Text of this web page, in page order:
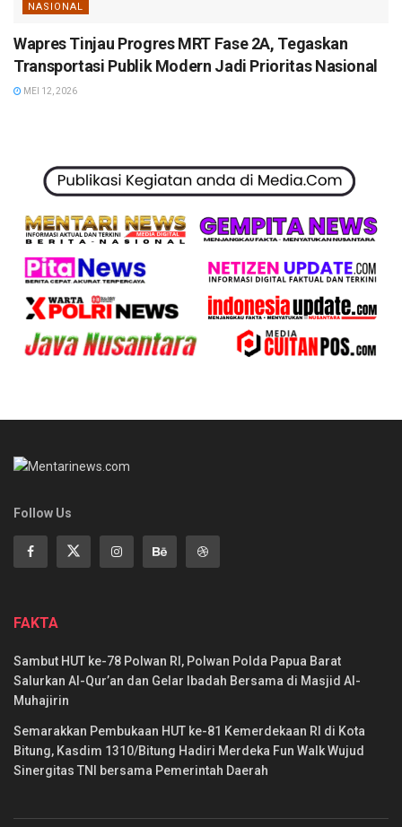
NASIONAL
Wapres Tinjau Progres MRT Fase 2A, Tegaskan
Transportasi Publik Modern Jadi Prioritas Nasional
MEI 12, 2026
Follow Us
FAKTA
Sambut HUT ke-78 Polwan RI, Polwan Polda Papua Barat
Salurkan Al-Qur’an dan Gelar Ibadah Bersama di Masjid Al-
Muhajirin
Semarakkan Pembukaan HUT ke-81 Kemerdekaan RI di Kota
Bitung, Kasdim 1310/Bitung Hadiri Merdeka Fun Walk Wujud
Sinergitas TNI bersama Pemerintah Daerah